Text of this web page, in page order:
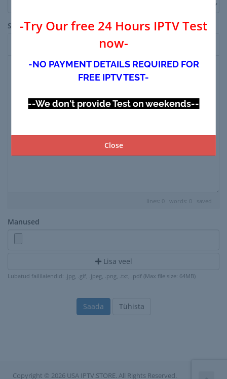
-Try Our free 24 Hours IPTV Test
now-
-NO PAYMENT DETAILS REQUIRED FOR
FREE IPTV TEST-
--We don't provide Test on weekends--
Close
Sõnum
lines: 0 words: 0 saved
Manused
Lisa veel
Lubatud faililaiendid: .jpg, .gif, .jpeg, .png, .txt, .pdf (Max file size: 64MB)
Tühista
Copyright © 2026 USA IPTV.STORE. All Rights Reserved.